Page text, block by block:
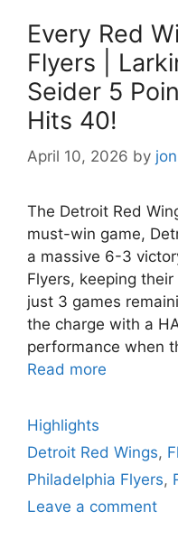
Every Red
Flyers |
Seider 5
Hits 40!
April 10, 2026 by
The Detroit Red
must-win game,
a massive 6-3
Flyers, keeping
just 3 games
the charge with a
performance when
Read more
Categories
Highlights
Tags
Detroit Red Wings,
Philadelphia Flyers,
Leave a comment